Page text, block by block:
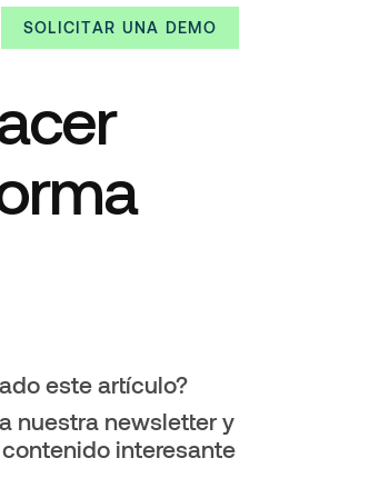
SOLICITAR UNA DEMO
este artículo?
nuestra newsletter y
interesante